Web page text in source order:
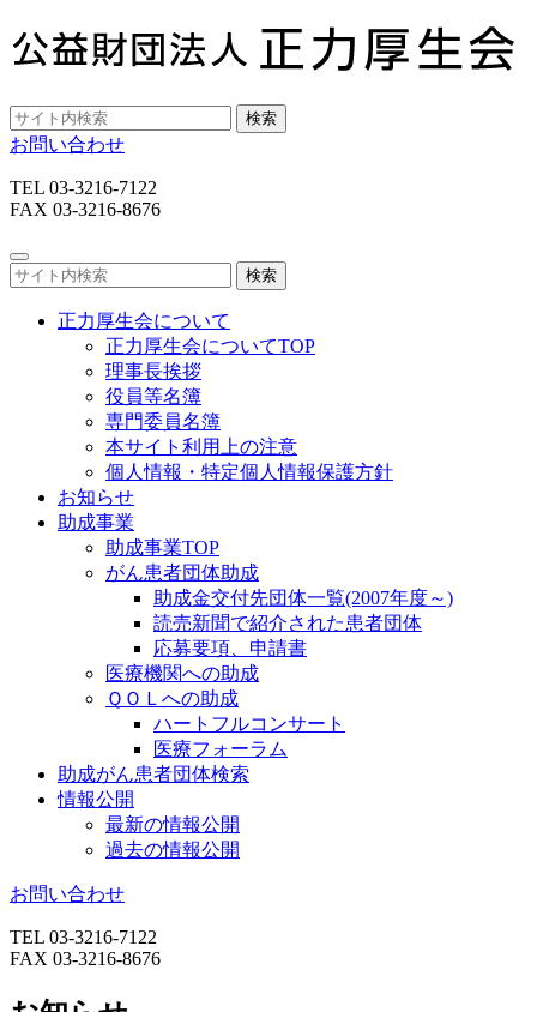
検索
お問い合わせ
TEL 03-3216-7122
FAX 03-3216-8676
検索
正力厚生会について
正力厚生会についてTOP
理事長挨拶
役員等名簿
専門委員名簿
本サイト利用上の注意
個人情報・特定個人情報保護方針
お知らせ
助成事業
助成事業TOP
がん患者団体助成
助成金交付先団体一覧(2007年度～)
読売新聞で紹介された患者団体
応募要項、申請書
医療機関への助成
ＱＯＬへの助成
ハートフルコンサート
医療フォーラム
助成がん患者団体検索
情報公開
最新の情報公開
過去の情報公開
お問い合わせ
TEL 03-3216-7122
FAX 03-3216-8676